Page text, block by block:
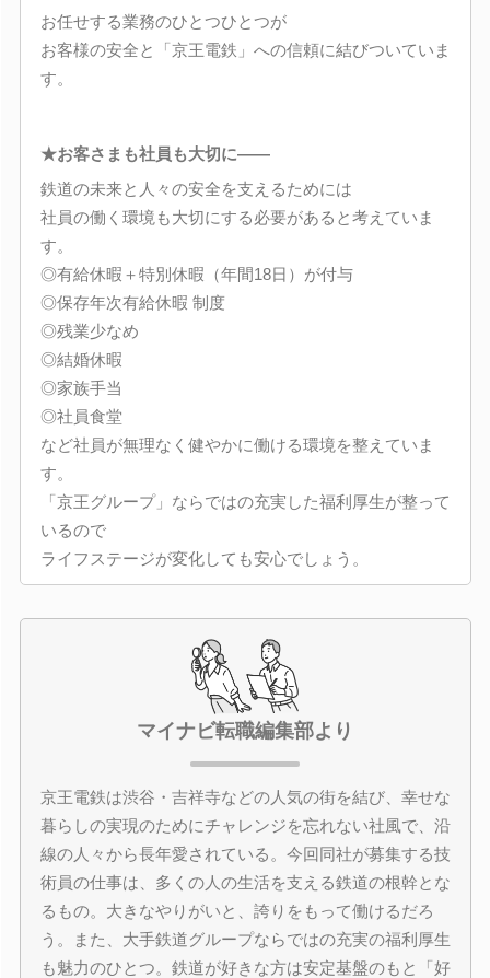
お任せする業務のひとつひとつが
お客様の安全と「京王電鉄」への信頼に結びついていま
す。
★お客さまも社員も大切に――
鉄道の未来と人々の安全を支えるためには
社員の働く環境も大切にする必要があると考えていま
す。
◎有給休暇＋特別休暇（年間18日）が付与
◎保存年次有給休暇 制度
◎残業少なめ
◎結婚休暇
◎家族手当
◎社員食堂
など社員が無理なく健やかに働ける環境を整えていま
す。
「京王グループ」ならではの充実した福利厚生が整って
いるので
ライフステージが変化しても安心でしょう。
マイナビ転職編集部より
京王電鉄は渋谷・吉祥寺などの人気の街を結び、幸せな
暮らしの実現のためにチャレンジを忘れない社風で、沿
線の人々から長年愛されている。今回同社が募集する技
術員の仕事は、多くの人の生活を支える鉄道の根幹とな
るもの。大きなやりがいと、誇りをもって働けるだろ
う。また、大手鉄道グループならではの充実の福利厚生
も魅力のひとつ。鉄道が好きな方は安定基盤のもと「好